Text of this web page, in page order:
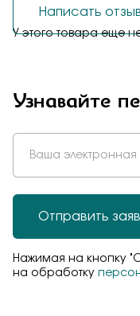
У этого товара еще
Написать
Узнавайте
Отправить
Нажимая на кнопку
на обработку